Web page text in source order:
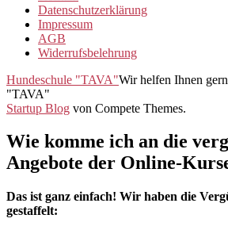
Datenschutzerklärung
Impressum
AGB
Widerrufsbelehrung
Hundeschule "TAVA"Wir helfen Ihnen
"TAVA"
Startup Blog von Compete Themes.
Wie komme ich an die
Angebote der Online-
Das ist ganz einfach! Wir haben die
gestaffelt: